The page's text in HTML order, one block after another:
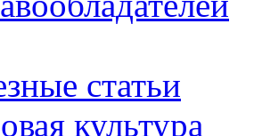
статьи
культура